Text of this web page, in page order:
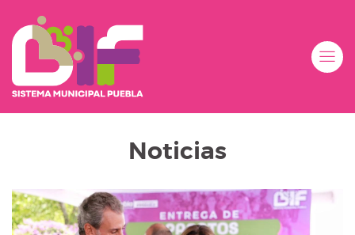
Noticias